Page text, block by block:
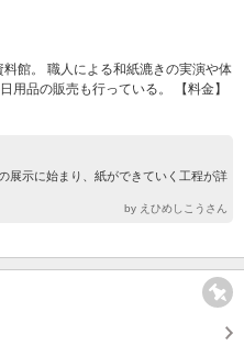
館。 職人による和紙漉きの実演や体
用品の販売も行っている。 【料金】
展示に始まり、紙ができていく工程が詳
by えひめしこうさん